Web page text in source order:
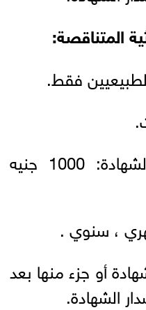
فقط.
• الحد الأدنى لشراء الشهادة: 1000 جنيه
، سنوي .
أو جزء منها بعد